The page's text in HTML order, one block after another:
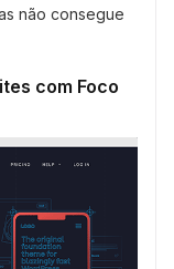
não consegue
com Foco